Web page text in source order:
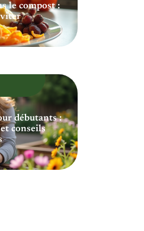
le compost :
débutants :
conseils